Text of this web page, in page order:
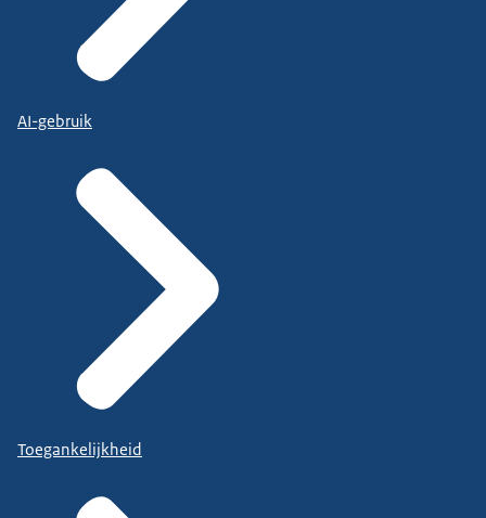
AI-gebruik
Toegankelijkheid